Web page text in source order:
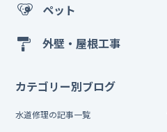
ペット
外壁・屋根工事
カテゴリー別ブログ
水道修理の記事一覧